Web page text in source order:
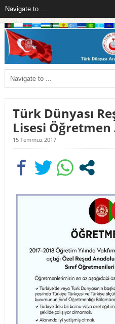
Türk Dünyası
Lisesi Öğretmen
15 Temmuz 2017